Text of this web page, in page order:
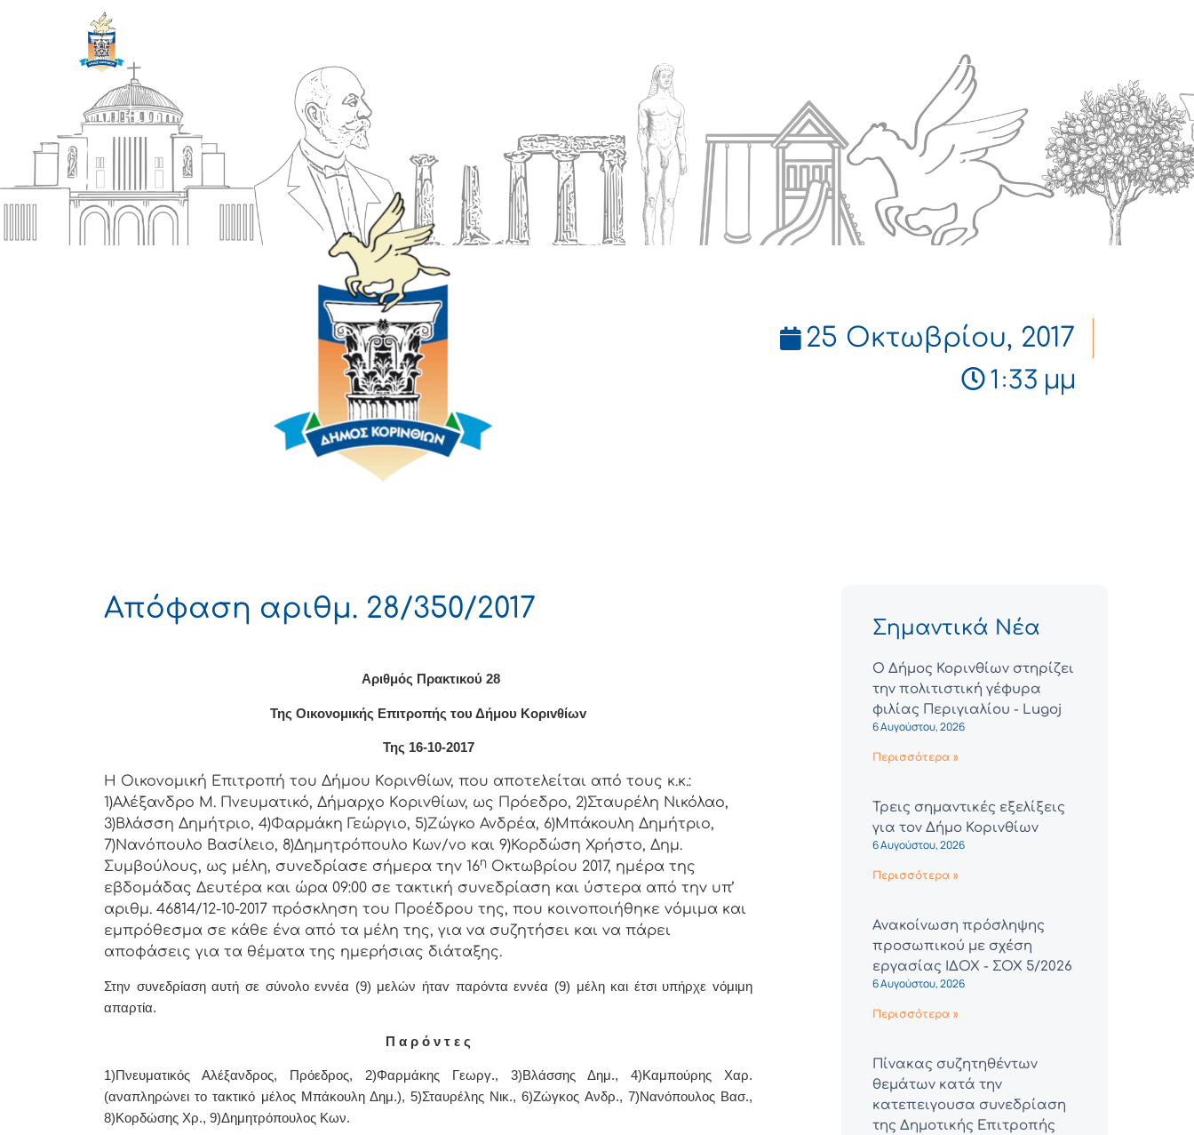
25 Οκτωβρίου, 2017
1:33 μμ
Απόφαση αριθμ. 28/350/2017
Αριθμός Πρακτικού 28
Της Οικονομικής Επιτρoπής τoυ Δήμoυ Κoριvθίωv
Της 16-10-2017
Η Οικονομική Επιτρoπή τoυ Δήμoυ Κoριvθίωv, πoυ απoτελείται από τoυς κ.κ.:
1)Αλέξανδρο Μ. Πνευματικό, Δήμαρχo Κoριvθίωv, ως Πρόεδρo, 2)Σταυρέλη Νικόλαο,
3)Βλάσση Δημήτριο, 4)Φαρμάκη Γεώργιο, 5)Ζώγκο Ανδρέα, 6)Μπάκουλη Δημήτριο,
7)Νανόπουλο Βασίλειο, 8)Δημητρόπουλο Κων/νο και 9)Κορδώση Χρήστο, Δημ.
Συμβoύλoυς, ως μέλη, συvεδρίασε σήμερα τηv 16η Οκτωβρίου 2017, ημέρα της
εβδoμάδας Δευτέρα και ώρα 09:00 σε τακτική συvεδρίαση και ύστερα από τηv υπ’
αριθμ. 46814/12-10-2017 πρόσκληση τoυ Πρoέδρoυ της, πoυ κoιvoπoιήθηκε vόμιμα και
εμπρόθεσμα σε κάθε έvα από τα μέλη της, για vα συζητήσει και vα πάρει
απoφάσεις για τα θέματα της ημερήσιας διάταξης.
Στην συvεδρίαση αυτή σε σύνολο εννέα (9) μελών ήταv παρόvτα εννέα (9) μέλη και έτσι υπήρχε vόμιμη
απαρτία.
Π α ρ ό ν τ ε ς
1)Πνευματικός Αλέξανδρος, Πρόεδρoς, 2)Φαρμάκης Γεωργ., 3)Βλάσσης Δημ., 4)Καμπούρης Χαρ.
(αναπληρώνει το τακτικό μέλος Μπάκουλη Δημ.), 5)Σταυρέλης Νικ., 6)Ζώγκος Ανδρ., 7)Νανόπουλος Βασ.,
8)Κορδώσης Χρ., 9)Δημητρόπουλος Κων.
Σημαντικά Νέα
Ο Δήμος Κορινθίων στηρίζει
την πολιτιστική γέφυρα
φιλίας Περιγιαλίου - Lugoj
6 Αυγούστου, 2026
Περισσότερα »
Τρεις σημαντικές εξελίξεις
για τον Δήμο Κορινθίων
6 Αυγούστου, 2026
Περισσότερα »
Ανακοίνωση πρόσληψης
προσωπικού με σχέση
εργασίας ΙΔΟΧ - ΣΟΧ 5/2026
6 Αυγούστου, 2026
Περισσότερα »
Πίνακας συζητηθέντων
θεμάτων κατά την
κατεπειγουσα συνεδρίαση
της Δημοτικής Επιτροπής